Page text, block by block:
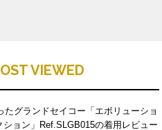
VIEWED
たグランドセイコー「エボリューショ
ション」Ref.SLGB015の着用レビュー